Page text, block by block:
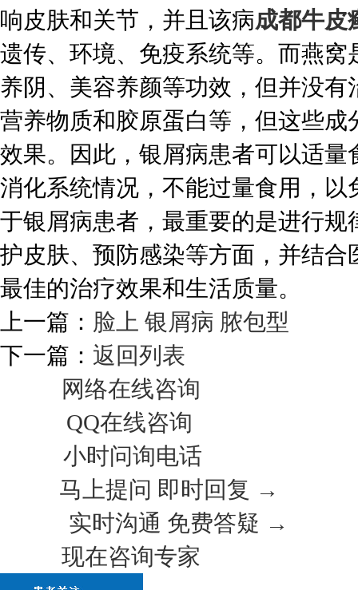
响皮肤和关节，并且该病成都牛皮
遗传、环境、免疫系统等。而燕
养阴、美容养颜等功效，但并没
营养物质和胶原蛋白等，但这些
效果。因此，银屑病患者可以适
消化系统情况，不能过量食用，
于银屑病患者，最重要的是进行
护皮肤、预防感染等方面，并结
最佳的治疗效果和生活质量。
上一篇： 脸上 银屑病 脓包型
下一篇： 返回列表
网络在线咨询
QQ在线咨询
小时问询电话
马上提问 即时回复 →
实时沟通 免费答疑 →
现在咨询专家